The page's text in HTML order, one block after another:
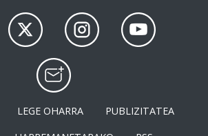
LEGE OHARRA
PUBLIZITATEA